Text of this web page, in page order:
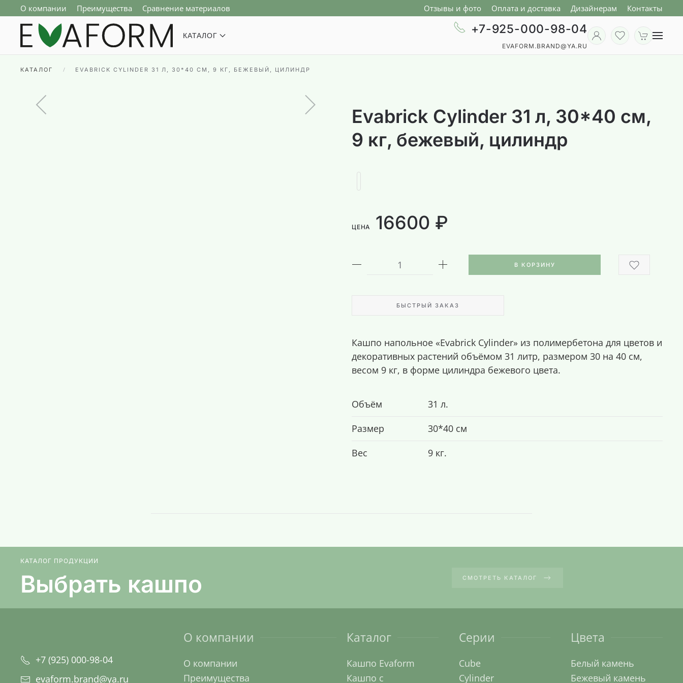
Перейти к содержимому
О компании Преимущества Сравнение материалов Отзывы и фото Оплата и доставка Дизайнерам Контакты
КАТАЛОГ +7-925-000-98-04
EVAFORM.BRAND@YA.RU
КАТАЛОГ EVABRICK CYLINDER 31 Л, 30*40 СМ, 9 КГ, БЕЖЕВЫЙ, ЦИЛИНДР
Evabrick Cylinder 31 л, 30*40 см,
9 кг, бежевый, цилиндр
ЦЕНА 16600 ₽
В КОРЗИНУ
БЫСТРЫЙ ЗАКАЗ
Кашпо напольное «Evabrick Cylinder» из полимербетона для цветов и
декоративных растений объёмом 31 литр, размером 30 на 40 см,
весом 9 кг, в форме цилиндра бежевого цвета.
Объём
31 л.
Размер
30*40 см
Вес
9 кг.
КАТАЛОГ ПРОДУКЦИИ
Выбрать кашпо СМОТРЕТЬ КАТАЛОГ
+7 (925) 000-98-04
evaform.brand@ya.ru
О компании
О компании
Преимущества
Каталог
Кашпо Evaform
Кашпо с
Серии
Cube
Cylinder
Цвета
Белый камень
Бежевый камень